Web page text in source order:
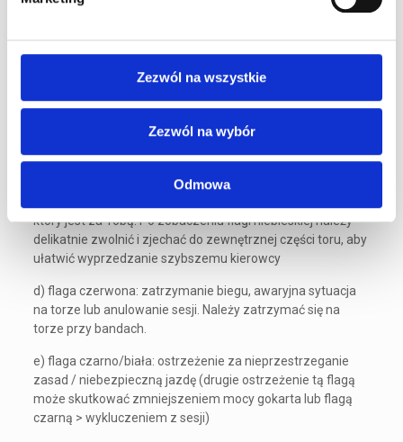
Zezwól na wszystkie
Zezwól na wybór
Odmowa
torze, neutralizacja. Należy zwolnić i zachować szczególną
czas ograniczyć moc w gokartach dla zapewnienia
bezpieczeństwa Klientom oraz sobie. Obowiązuje zakaz
który jest za Tobą. Po zobaczeniu flagi niebieskiej należy
delikatnie zwolnić i zjechać do zewnętrznej części toru, aby
ułatwić wyprzedzanie szybszemu kierowcy
d) flaga czerwona: zatrzymanie biegu, awaryjna sytuacja
na torze lub anulowanie sesji. Należy zatrzymać się na
torze przy bandach.
e) flaga czarno/biała: ostrzeżenie za nieprzestrzeganie
zasad / niebezpieczną jazdę (drugie ostrzeżenie tą flagą
może skutkować zmniejszeniem mocy gokarta lub flagą
czarną > wykluczeniem z sesji)